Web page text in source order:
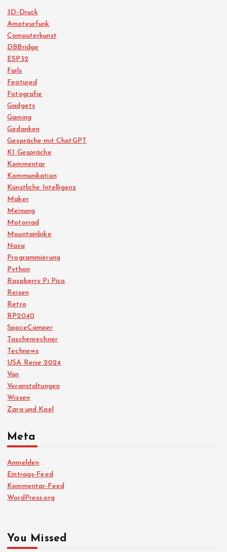
3D-Druck
Amateurfunk
Computerkunst
DBBridge
ESP32
Fails
Featured
Fotografie
Gadgets
Gaming
Gedanken
Gespräche mit ChatGPT
KI Gespräche
Kommentar
Kommunikation
Künstliche Intelligenz
Maker
Meinung
Motorrad
Mountainbike
Nasa
Programmierung
Python
Raspberry Pi Pico
Reisen
Retro
RP2040
SpaceCamper
Taschenrechner
Technews
USA Reise 2024
Van
Veranstaltungen
Wissen
Zara und Kael
Meta
Anmelden
Eintrags-Feed
Kommentar-Feed
WordPress.org
You Missed